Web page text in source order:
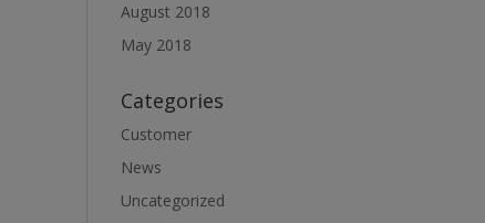
August 2018
May 2018
Categories
Customer
News
Uncategorized